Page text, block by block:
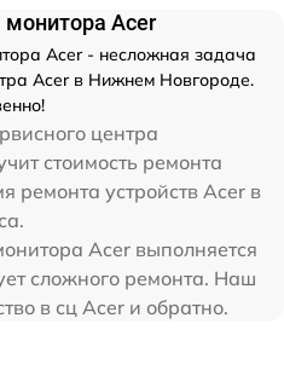
Acer
Acer - несложная задача
Acer в Нижнем Новгороде.
центра
стоимость ремонта
ремонта устройств Acer в
Acer выполняется
сложного ремонта. Наш
в сц Acer и обратно.